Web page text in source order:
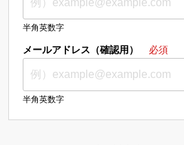
半角英数字
メールアドレス（確認用） 必須
半角英数字